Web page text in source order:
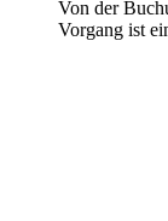
Von der
Vorgang ist